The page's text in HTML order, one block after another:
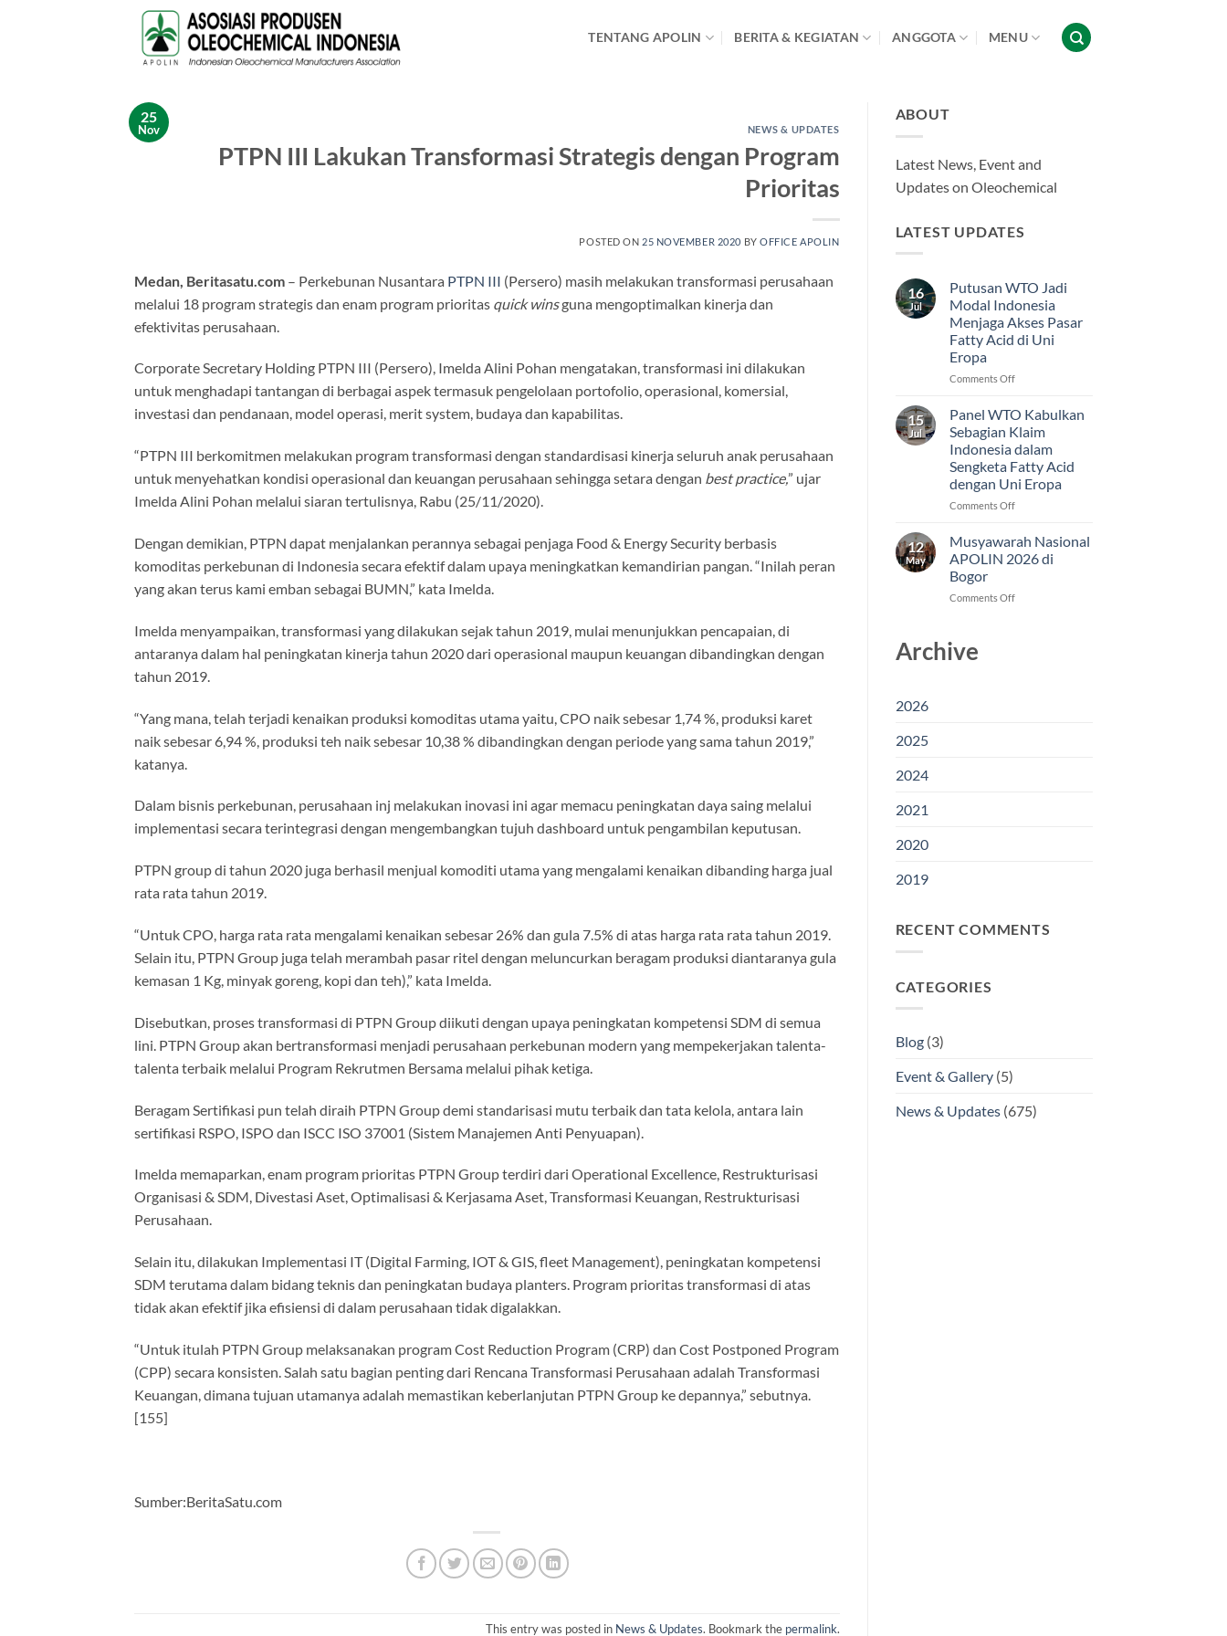
TENTANG APOLIN BERITA & KEGIATAN ANGGOTA MENU
25
Nov NEWS & UPDATES
PTPN III Lakukan Transformasi Strategis dengan Program
Prioritas
POSTED ON 25 NOVEMBER 2020 BYOFFICE APOLIN
Medan, Beritasatu.com – Perkebunan Nusantara PTPN III (Persero) masih melakukan transformasi perusahaan
melalui 18 program strategis dan enam program prioritas quick winsguna mengoptimalkan kinerja dan
efektivitas perusahaan.
Corporate Secretary Holding PTPN III (Persero), Imelda Alini Pohan mengatakan, transformasi ini dilakukan
untuk menghadapi tantangan di berbagai aspek termasuk pengelolaan portofolio, operasional, komersial,
investasi dan pendanaan, model operasi, merit system, budaya dan kapabilitas.
“PTPN III berkomitmen melakukan program transformasi dengan standardisasi kinerja seluruh anak perusahaan
untuk menyehatkan kondisi operasional dan keuangan perusahaan sehingga setara dengan best practice,” ujar
Imelda Alini Pohan melalui siaran tertulisnya, Rabu (25/11/2020).
Dengan demikian, PTPN dapat menjalankan perannya sebagai penjaga Food & Energy Security berbasis
komoditas perkebunan di Indonesia secara efektif dalam upaya meningkatkan kemandirian pangan. “Inilah peran
yang akan terus kami emban sebagai BUMN,” kata Imelda.
Imelda menyampaikan, transformasi yang dilakukan sejak tahun 2019, mulai menunjukkan pencapaian, di
antaranya dalam hal peningkatan kinerja tahun 2020 dari operasional maupun keuangan dibandingkan dengan
tahun 2019.
“Yang mana, telah terjadi kenaikan produksi komoditas utama yaitu, CPO naik sebesar 1,74 %, produksi karet
naik sebesar 6,94 %, produksi teh naik sebesar 10,38 % dibandingkan dengan periode yang sama tahun 2019,”
katanya.
Dalam bisnis perkebunan, perusahaan inj melakukan inovasi ini agar memacu peningkatan daya saing melalui
implementasi secara terintegrasi dengan mengembangkan tujuh dashboard untuk pengambilan keputusan.
PTPN group di tahun 2020 juga berhasil menjual komoditi utama yang mengalami kenaikan dibanding harga jual
rata rata tahun 2019.
“Untuk CPO, harga rata rata mengalami kenaikan sebesar 26% dan gula 7.5% di atas harga rata rata tahun 2019.
Selain itu, PTPN Group juga telah merambah pasar ritel dengan meluncurkan beragam produksi diantaranya gula
kemasan 1 Kg, minyak goreng, kopi dan teh),” kata Imelda.
Disebutkan, proses transformasi di PTPN Group diikuti dengan upaya peningkatan kompetensi SDM di semua
lini. PTPN Group akan bertransformasi menjadi perusahaan perkebunan modern yang mempekerjakan talenta-
talenta terbaik melalui Program Rekrutmen Bersama melalui pihak ketiga.
Beragam Sertifikasi pun telah diraih PTPN Group demi standarisasi mutu terbaik dan tata kelola, antara lain
sertifikasi RSPO, ISPO dan ISCC ISO 37001 (Sistem Manajemen Anti Penyuapan).
Imelda memaparkan, enam program prioritas PTPN Group terdiri dari Operational Excellence, Restrukturisasi
Organisasi & SDM, Divestasi Aset, Optimalisasi & Kerjasama Aset, Transformasi Keuangan, Restrukturisasi
Perusahaan.
Selain itu, dilakukan Implementasi IT (Digital Farming, IOT & GIS, fleet Management), peningkatan kompetensi
SDM terutama dalam bidang teknis dan peningkatan budaya planters. Program prioritas transformasi di atas
tidak akan efektif jika efisiensi di dalam perusahaan tidak digalakkan.
“Untuk itulah PTPN Group melaksanakan program Cost Reduction Program (CRP) dan Cost Postponed Program
(CPP) secara konsisten. Salah satu bagian penting dari Rencana Transformasi Perusahaan adalah Transformasi
Keuangan, dimana tujuan utamanya adalah memastikan keberlanjutan PTPN Group ke depannya,” sebutnya.
[155]
Sumber:BeritaSatu.com
This entry was posted in News & Updates. Bookmark the permalink.
ABOUT
Latest News, Event and
Updates on Oleochemical
LATEST UPDATES
16
Jul
Putusan WTO Jadi
Modal Indonesia
Menjaga Akses Pasar
Fatty Acid di Uni
Eropa
Comments Offon
WTO
Modal
Indonesia
Menjaga
Akses
Pasar
di
Uni
15
Jul
Panel WTO Kabulkan
Sebagian Klaim
Indonesia dalam
Sengketa Fatty Acid
dengan Uni Eropa
Comments Offon
WTO
Sebagian
Indonesia
12
May
Musyawarah Nasional
APOLIN 2026 di
Bogor
Comments Offon
Archive
2026
2025
2024
2021
2020
2019
RECENT COMMENTS
CATEGORIES
Blog(3)
Event & Gallery(5)
News & Updates(675)